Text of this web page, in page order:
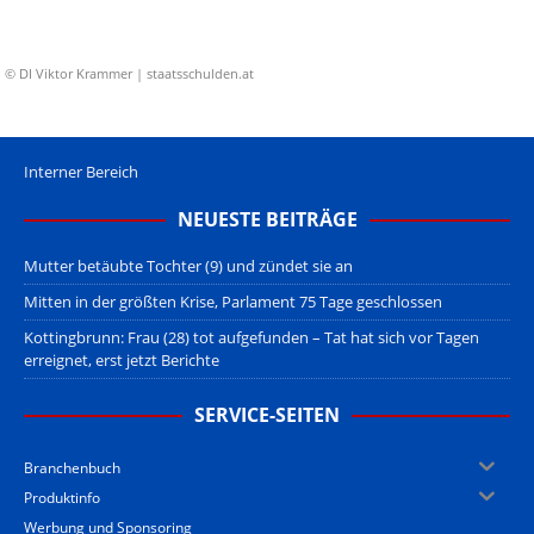
© DI Viktor Krammer | staatsschulden.at
Interner Bereich
NEUESTE BEITRÄGE
Mutter betäubte Tochter (9) und zündet sie an
Mitten in der größten Krise, Parlament 75 Tage geschlossen
Kottingbrunn: Frau (28) tot aufgefunden – Tat hat sich vor Tagen
erreignet, erst jetzt Berichte
SERVICE-SEITEN
Branchenbuch
Produktinfo
Werbung und Sponsoring